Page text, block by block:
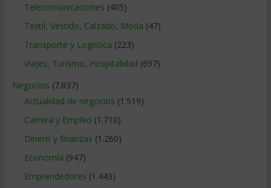
Telecomunicaciones (405)
Textil, Vestido, Calzado, Moda (47)
Transporte y Logistica (223)
Viajes, Turismo, Hospitalidad (697)
Negocios (7.837)
Actualidad de negocios (1.519)
Carrera y Empleo (1.710)
Dinero y finanzas (1.260)
Economía (947)
Emprendedores (1.443)